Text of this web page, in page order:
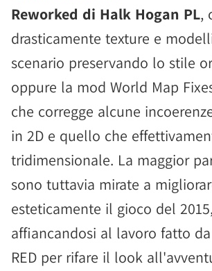
Reworked di Halk Hogan PL,
drasticamente texture e
scenario preservando lo stile
oppure la mod World Map
che corregge alcune
in 2D e quello che
tridimensionale. La maggior
sono tuttavia mirate a
esteticamente il gioco del
affiancandosi al lavoro fatto
RED per rifare il look